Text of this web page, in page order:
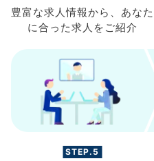
豊富な求人情報から、 あなた
に合った求人を ご紹介
STEP.5